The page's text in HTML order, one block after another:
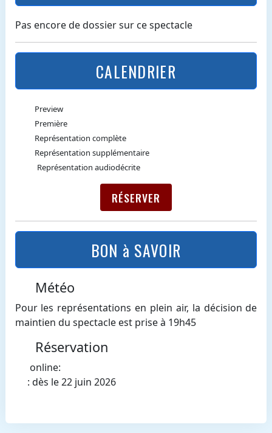
Pas encore de dossier sur ce spectacle
CALENDRIER
Preview
Première
Représentation complète
Représentation supplémentaire
Représentation audiodécrite
RÉSERVER
BON à SAVOIR
Météo
Pour les représentations en plein air, la décision de
maintien du spectacle est prise à 19h45
Réservation
online:
: dès le 22 juin 2026